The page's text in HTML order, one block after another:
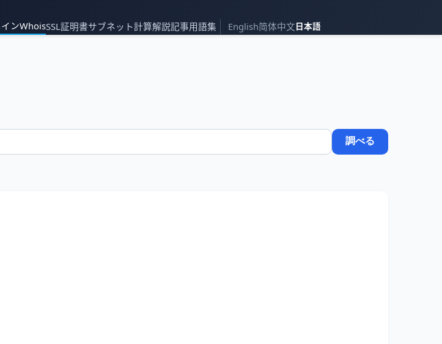
インWhoisSSL証明書サブネット計算解説記事用語集 English简体中文日本語
調べる